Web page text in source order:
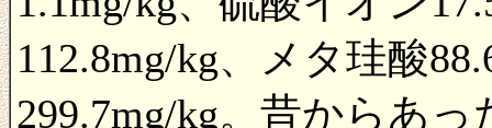
112.8mg/kg、メタ珪酸
299.7mg/kg。昔からあ